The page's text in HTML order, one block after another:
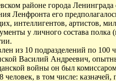
районе города
Ленфронта его
интеллигентов, артистов,
у личного состава
из 10 подразделений по 100
Василий Андреевич,
войны он был
человек, в том числе: